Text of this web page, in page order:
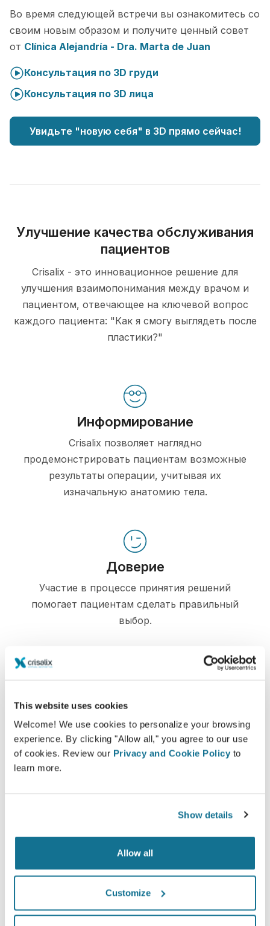
This website uses cookies
Welcome! We use cookies to personalize your browsing
experience. By clicking "Allow all," you agree to our use
of cookies. Review our Privacy and Cookie Policy to
learn more.
Show details
Allow all
Customize
Во время следующей встречи вы ознакомитесь со
своим новым образом и получите ценный совет
от Clínica Alejandría - Dra. Marta de Juan
Консультация по 3D груди
Консультация по 3D лица
Увидьте "новую себя" в 3D прямо сейчас!
Улучшение качества обслуживания
пациентов
Crisalix - это инновационное решение для
улучшения взаимопонимания между врачом и
пациентом, отвечающее на ключевой вопрос
каждого пациента: "Как я смогу выглядеть после
пластики?"
Информирование
Crisalix позволяет наглядно
продемонстрировать пациентам возможные
результаты операции, учитывая их
изначальную анатомию тела.
Доверие
Участие в процессе принятия решений
помогает пациентам сделать правильный
выбор.
удовлетворены или очень удовлетворены
своей операцией после того, как увидели
Crisalix 3D-моделирование до нее*
*Онлайн-опрос проводился в Швейцарии среди
период с мая 2010 года до сентября 2011 года.